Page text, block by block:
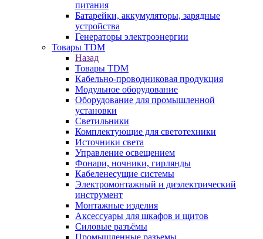
питания
Батарейки, аккумуляторы, зарядные
устройства
Генераторы электроэнергии
Товары TDM
Назад
Товары TDM
Кабельно-проводниковая продукция
Модульное оборудование
Оборудование для промышленной
установки
Светильники
Комплектующие для светотехники
Источники света
Управление освещением
Фонари, ночники, гирлянды
Кабеленесущие системы
Электромонтажный и диэлектрический
инструмент
Монтажные изделия
Аксессуары для шкафов и щитов
Силовые разъёмы
Промышленные разъемы